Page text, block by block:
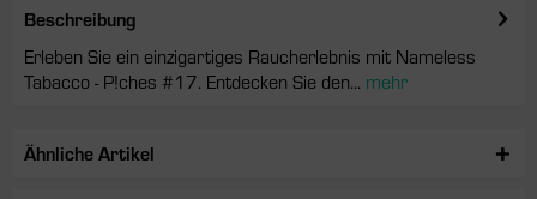
Beschreibung
Erleben Sie ein einzigartiges Raucherlebnis mit Nameless
Tabacco - P!ches #17. Entdecken Sie den... mehr
Ähnliche Artikel